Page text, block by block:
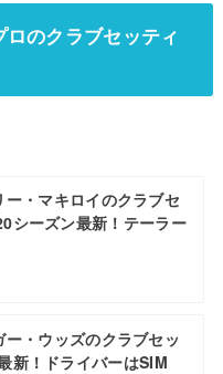
のクラブセッティ
ー・マキロイのクラブセ
シーズン最新！テーラー
ー・ウッズのクラブセッ
新！ドライバーはSIM